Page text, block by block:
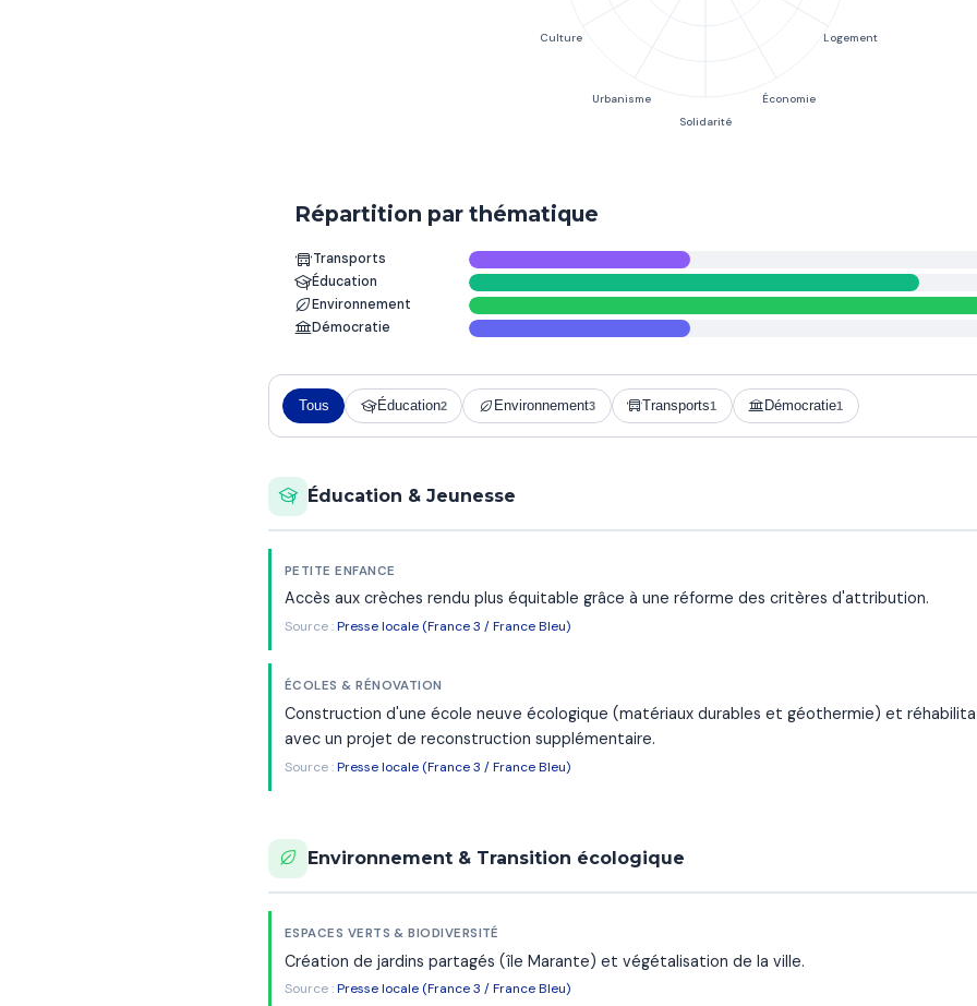
Répartition par thématique
Transports
Éducation
Environnement
Démocratie
Tous Éducation2 Environnement3 Transports1 Démocratie1
Éducation & Jeunesse
PETITE ENFANCE
Accès aux crèches rendu plus équitable grâce à une réforme des critères d'attribution.
Source :Presse locale (France 3 / France Bleu)
ÉCOLES & RÉNOVATION
Construction d'une école neuve écologique (matériaux durables et géothermie) et
avec un projet de reconstruction supplémentaire.
Source :Presse locale (France 3 / France Bleu)
Environnement & Transition écologique
ESPACES VERTS & BIODIVERSITÉ
Création de jardins partagés (île Marante) et végétalisation de la ville.
Source :Presse locale (France 3 / France Bleu)